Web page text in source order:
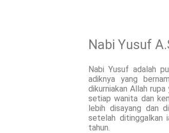
Nabi Yusuf
Nabi Yusuf adalah
adiknya yang
dikurniakan Allah
setiap wanita dan
lebih disayang dan
setelah ditinggalkan
tahun.